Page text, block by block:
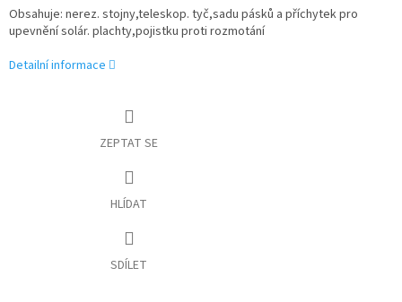
Obsahuje: nerez. stojny,teleskop. tyč,sadu pásků a příchytek pro
upevnění solár. plachty,pojistku proti rozmotání
Detailní informace
ZEPTAT SE
HLÍDAT
SDÍLET